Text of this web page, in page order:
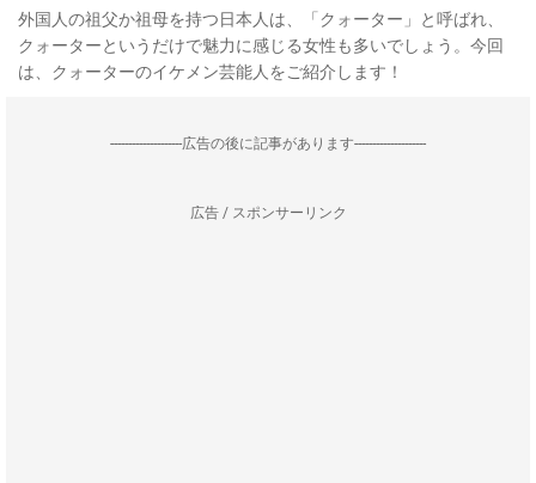
外国人の祖父か祖母を持つ日本人は、「クォーター」と呼ばれ、
クォーターというだけで魅力に感じる女性も多いでしょう。今回
は、クォーターのイケメン芸能人をご紹介します！
--------------------広告の後に記事があります--------------------
広告 / スポンサーリンク